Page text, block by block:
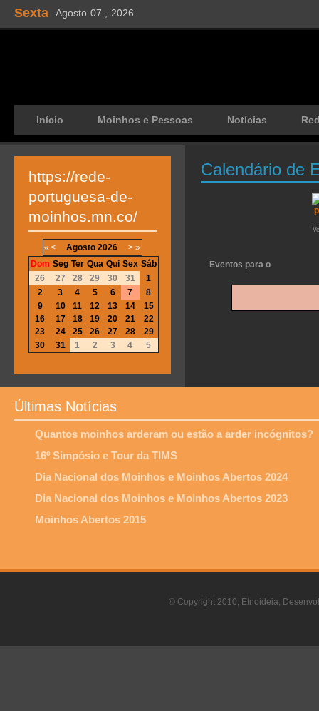
Sexta Agosto 07 , 2026
Início Moinhos e Pessoas Notícias
Calendário de
Eventos para o
https://rede-
portuguesa-de-
moinhos.mn.co/
« < Agosto 2026 > »
Dom Seg Ter Qua Qui Sex Sáb
26
27 28 29 30 31
1
2
3 4 5 6 7
8
9
10 11 12 13 14
15
16
17 18 19 20 21
22
23
24 25 26 27 28
29
30
31 1 2 3 4 5
Últimas Notícias
Quantos moinhos arderam ou estão a arder incógnitos?
16º Simpósio e Tour da TIMS
Dia Nacional dos Moinhos e Moinhos Abertos 2024
Dia Nacional dos Moinhos e Moinhos Abertos 2023
Moinhos Abertos 2015
© Copyright 2010, Etnoideia,